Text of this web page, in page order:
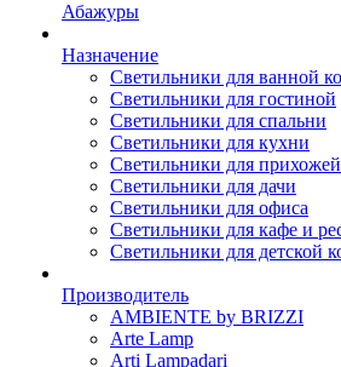
Абажуры
Назначение
Светильники для ванной
Светильники для гостиной
Светильники для спальни
Светильники для кухни
Светильники для прихожей
Светильники для дачи
Светильники для офиса
Светильники для кафе и
Светильники для детской
Производитель
AMBIENTE by BRIZZI
Arte Lamp
Arti Lampadari